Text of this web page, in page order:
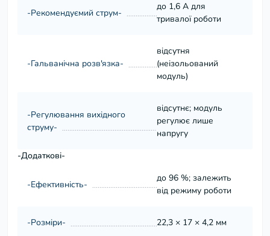
-Рекомендуємий струм-
до 1,6 А для
тривалої роботи
-Гальванічна розв'язка-
відсутня
(неізольований
модуль)
-Регулювання вихідного
струму-
відсутнє; модуль
регулює лише
напругу
-Додаткові-
-Ефективність-
до 96 %; залежить
від режиму роботи
-Розміри- 22,3 × 17 × 4,2 мм